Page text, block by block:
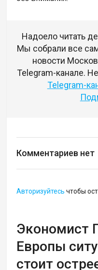
Надоело читать
Мы собрали все
новости
Telegram-канале.
Telegram-
Комментариев нет
Авторизуйтесь чтобы
Экономист
Европы
стоит